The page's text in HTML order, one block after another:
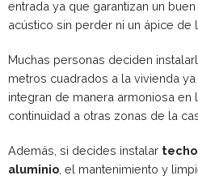
entrada ya que garantizan un
acústico sin perder ni un ápice de
Muchas personas deciden
metros cuadrados a la vivienda
integran de manera armoniosa en
continuidad a otras zonas de la
Además, si decides instalar
aluminio , el mantenimiento y